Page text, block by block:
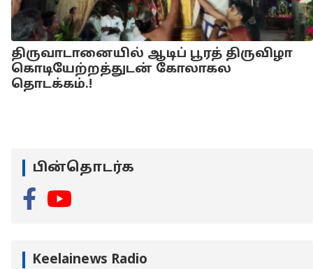
திருவாடானையில் ஆடிப் பூரத் திருவிழா
கொடியேற்றத்துடன் கோலாகல
தொடக்கம்.!
பின்தொடர்க
Keelainews Radio